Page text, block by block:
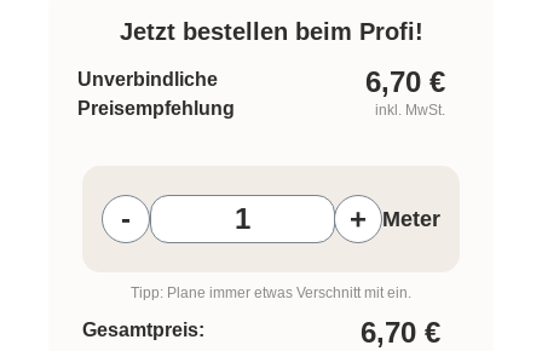
Jetzt bestellen beim Profi!
Unverbindliche
Preisempfehlung
6,70 €
inkl. MwSt.
- + Meter
Tipp: Plane immer etwas Verschnitt mit ein.
Gesamtpreis: 6,70 €